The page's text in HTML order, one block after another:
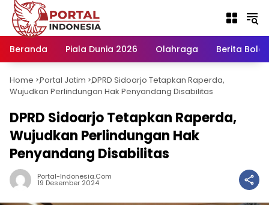
Langsung
konten
Beranda
Piala Dunia 2026 Olahraga Berita Bola
Home -
Portal Jatim -
DPRD Sidoarjo Tetapkan Raperda,
Wujudkan Perlindungan Hak Penyandang Disabilitas
DPRD Sidoarjo Tetapkan Raperda,
Wujudkan Perlindungan Hak
Penyandang Disabilitas
Portal-Indonesia.com
19 Desember 2024